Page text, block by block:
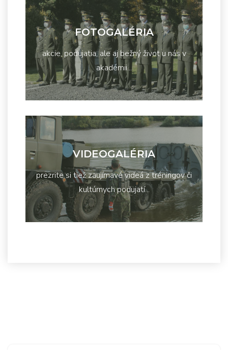
FOTOGALÉRIA
akcie, podujatia, ale aj bežný život u nás v
akadémii...
VIDEOGALÉRIA
prezrite si tiež zaujímavé videá z tréningov či
kultúrnych podujatí...